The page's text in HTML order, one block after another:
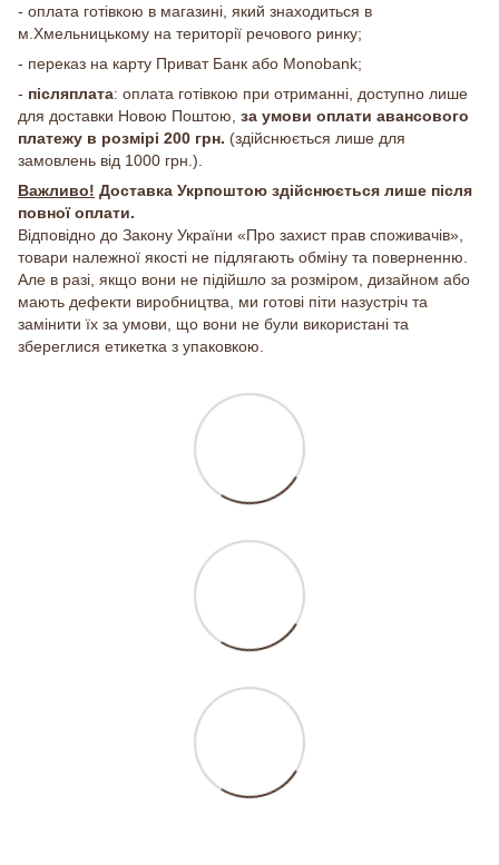
- оплата готівкою в магазині, який знаходиться в
м.Хмельницькому на території речового ринку;
- переказ на карту Приват Банк або Monobank;
- післяплата: оплата готівкою при отриманні, доступно лише
для доставки Новою Поштою, за умови оплати авансового
платежу в розмірі 200 грн. (здійснюється лише для
замовлень від 1000 грн.).
Важливо! Доставка Укрпоштою здійснюється лише після
повної оплати.
Відповідно до Закону України «Про захист прав споживачів»,
товари належної якості не підлягають обміну та поверненню.
Але в разі, якщо вони не підійшло за розміром, дизайном або
мають дефекти виробництва, ми готові піти назустріч та
замінити їх за умови, що вони не були використані та
збереглися етикетка з упаковкою.